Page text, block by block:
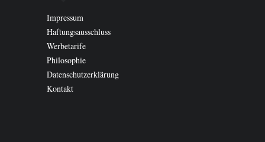
Impressum
Haftungsausschluss
Werbetarife
Philosophie
Datenschutzerklärung
Kontakt